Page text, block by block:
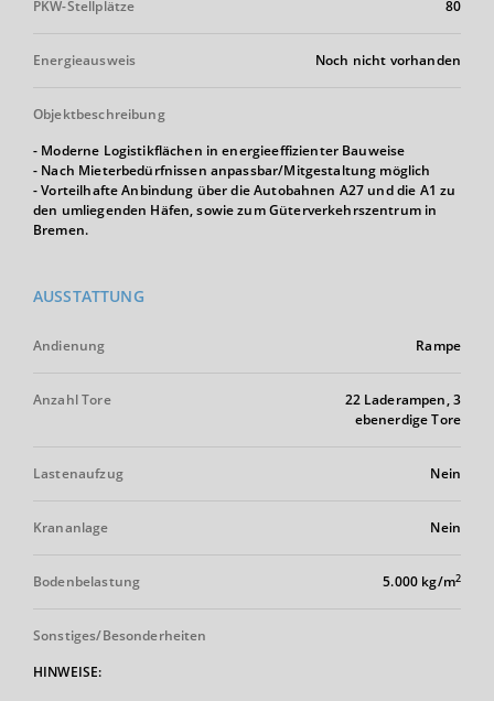
PKW-Stellplätze 80
Energieausweis Noch nicht vorhanden
Objektbeschreibung
- Moderne Logistikflächen in energieeffizienter Bauweise
- Nach Mieterbedürfnissen anpassbar/Mitgestaltung möglich
- Vorteilhafte Anbindung über die Autobahnen A27 und die A1 zu
den umliegenden Häfen, sowie zum Güterverkehrszentrum in
Bremen.
AUSSTATTUNG
Andienung Rampe
Anzahl Tore
22 Laderampen, 3
ebenerdige Tore
Lastenaufzug Nein
Krananlage Nein
Bodenbelastung 5.000 kg/m2
Sonstiges/Besonderheiten
HINWEISE: